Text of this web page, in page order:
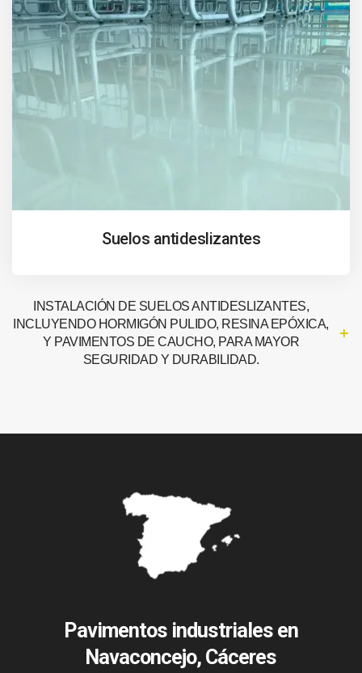
Suelos antideslizantes
INSTALACIÓN DE SUELOS ANTIDESLIZANTES,
INCLUYENDO HORMIGÓN PULIDO, RESINA EPÓXICA,
Y PAVIMENTOS DE CAUCHO, PARA MAYOR
SEGURIDAD Y DURABILIDAD.
Pavimentos industriales en
Navaconcejo, Cáceres